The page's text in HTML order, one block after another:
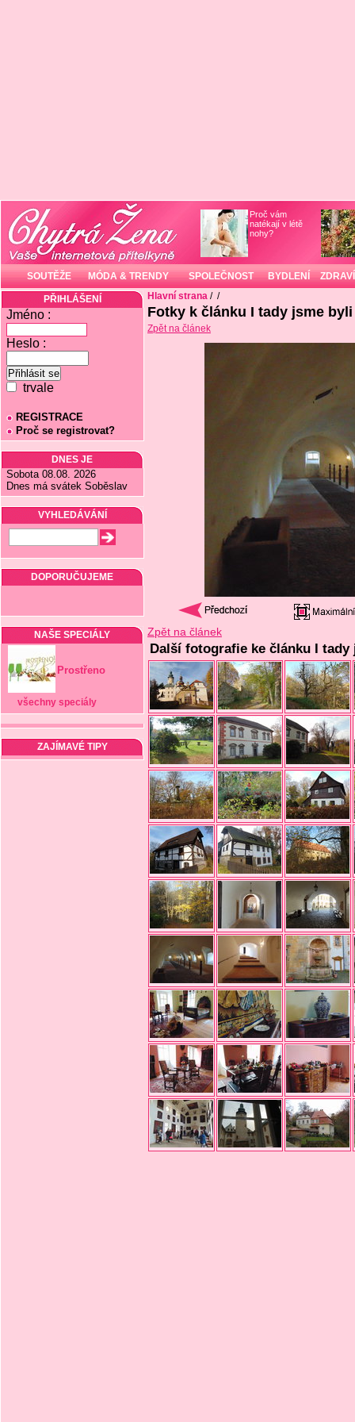
Proč vám
natékají v létě
nohy?
SOUTĚŽE MÓDA & TRENDY SPOLEČNOST BYDLENÍ ZDRAVÍ
PŘIHLÁŠENÍ
Jméno :
Heslo :
trvale
REGISTRACE
Proč se registrovat?
DNES JE
Sobota 08.08. 2026
Dnes má svátek Soběslav
VYHLEDÁVÁNÍ
DOPORUČUJEME
NAŠE SPECIÁLY
Prostřeno
všechny speciály
ZAJÍMAVÉ TIPY
Hlavní strana / /
Fotky k článku I tady jsme
Zpět na článek
Zpět na článek
Další fotografie ke článku I